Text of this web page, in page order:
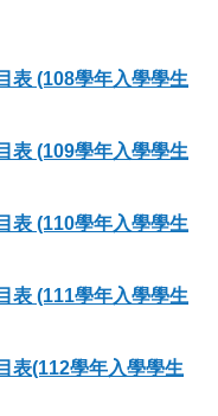
表 (108學年入學學生
表 (109學年入學學生
表 (110學年入學學生
表 (111學年入學學生
表(112學年入學學生